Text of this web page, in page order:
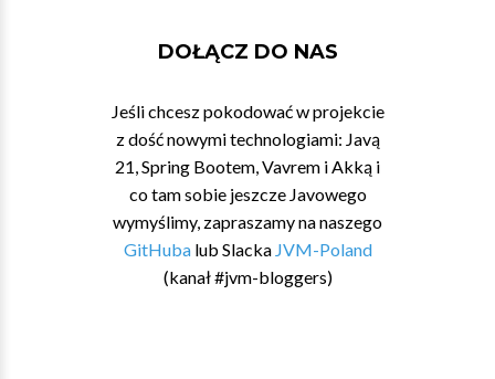
DOŁĄCZ DO NAS
Jeśli chcesz pokodować w projekcie
z dość nowymi technologiami: Javą
21, Spring Bootem, Vavrem i Akką i
co tam sobie jeszcze Javowego
wymyślimy, zapraszamy na naszego
GitHubalub Slacka JVM-Poland
(kanał #jvm-bloggers)